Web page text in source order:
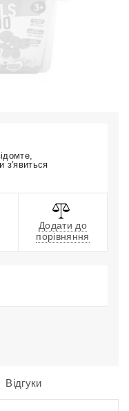
з'явиться
Додати до
порівняння
Відгуки